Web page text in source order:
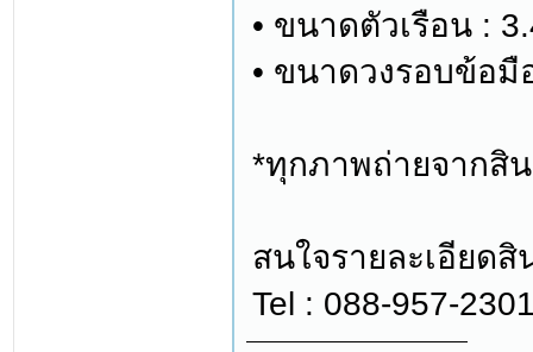
• ขนาดตัวเรือน :
• ขนาดวงรอบข้อมื
*ทุกภาพถ่ายจากสิ
สนใจรายละเอียด
Tel : 088-957-